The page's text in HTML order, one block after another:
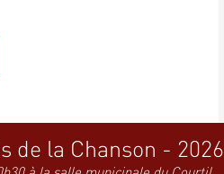
de la Chanson - 2026